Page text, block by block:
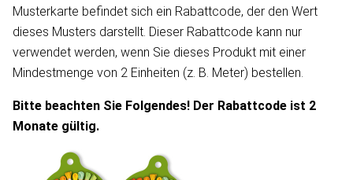
Musterkarte befindet sich ein Rabattcode, der den Wert
dieses Musters darstellt. Dieser Rabattcode kann nur
verwendet werden, wenn Sie dieses Produkt mit einer
Mindestmenge von 2 Einheiten (z. B. Meter) bestellen.
Bitte beachten Sie Folgendes! Der Rabattcode ist 2
Monate gültig.